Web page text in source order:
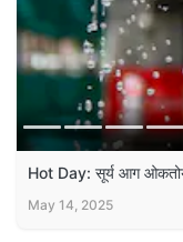
Hot Day: सूर्य आग
May 14, 2025